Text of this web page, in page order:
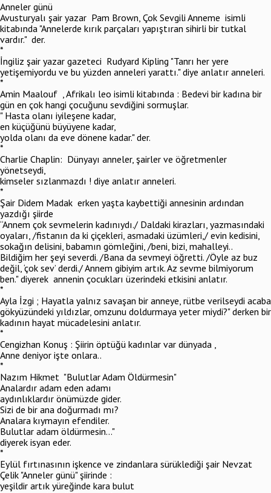
Anneler günü
Avusturyalı şair yazar Pam Brown, Çok Sevgili Anneme isimli
kitabında "Annelerde kırık parçaları yapıştıran sihirli bir tutkal
vardır." der.
*
İngiliz şair yazar gazeteci Rudyard Kipling "Tanrı her yere
yetişemiyordu ve bu yüzden anneleri yarattı." diye anlatır anneleri.
*
Amin Maalouf , Afrikalı leo isimli kitabında : Bedevi bir kadına bir
gün en çok hangi çocuğunu sevdiğini sormuşlar.
" Hasta olanı iyileşene kadar,
en küçüğünü büyüyene kadar,
yolda olanı da eve dönene kadar." der.
*
Charlie Chaplin: Dünyayı anneler, şairler ve öğretmenler
yönetseydi,
kimseler sızlanmazdı ! diye anlatır anneleri.
*
Şair Didem Madak erken yaşta kaybettiği annesinin ardından
yazdığı şiirde
“Annem çok sevmelerin kadınıydı./ Daldaki kirazları, yazmasındaki
oyaları, /fistanın da ki çiçekleri, asmadaki üzümleri,/ evin kedisini,
sokağın delisini, babamın gömleğini, /beni, bizi, mahalleyi..
Bildiğim her şeyi severdi. /Bana da sevmeyi öğretti. /Öyle az buz
değil, ‘çok sev’ derdi./ Annem gibiyim artık. Az sevme bilmiyorum
ben." diyerek annenin çocukları üzerindeki etkisini anlatır.
*
Ayla İzgi ; Hayatla yalnız savaşan bir anneye, rütbe verilseydi acaba
gökyüzündeki yıldızlar, omzunu doldurmaya yeter miydi?" derken bir
kadının hayat mücadelesini anlatır.
*
Cengizhan Konuş : Şiirin öptüğü kadınlar var dünyada ,
Anne deniyor işte onlara..
*
Nazım Hikmet "Bulutlar Adam Öldürmesin"
Analardır adam eden adamı
aydınlıklardır önümüzde gider.
Sizi de bir ana doğurmadı mı?
Analara kıymayın efendiler.
Bulutlar adam öldürmesin..."
diyerek isyan eder.
*
Eylül fırtınasının işkence ve zindanlara sürüklediği şair Nevzat
Çelik "Anneler günü" şiirinde :
yeşildir artık yüreğinde kara bulut